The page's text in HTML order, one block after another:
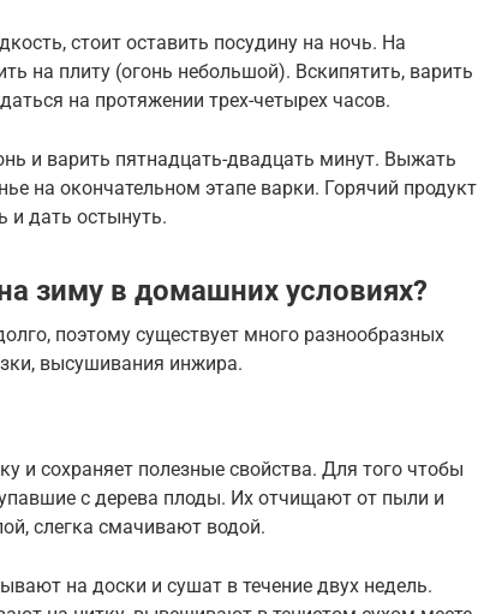
стоит оставить посудину на ночь. На
на плиту (огонь небольшой). Вскипятить, варить
на протяжении трех-четырех часов.
и варить пятнадцать-двадцать минут. Выжать
на окончательном этапе варки. Горячий продукт
и дать остынуть.
зиму в домашних условиях?
поэтому существует много разнообразных
высушивания инжира.
и сохраняет полезные свойства. Для того чтобы
с дерева плоды. Их отчищают от пыли и
слегка смачивают водой.
на доски и сушат в течение двух недель.